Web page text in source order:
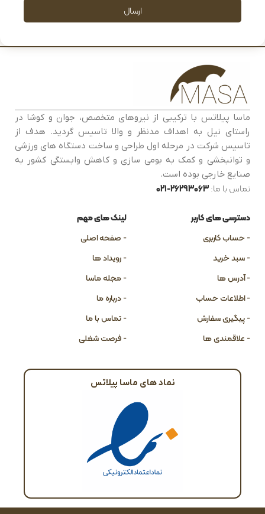
ارسال
ماسا پیلاتس با ترکیبی از نیروهای متخصص، جوان و کوشا در
راستای نیل به اهداف مدنظر و والا تاسیس گردید. هدف از
تاسیس شرکت در مرحله اول طراحی و ساخت دستگاه های ورزشی
و توانبخشی و کمک به بومی سازی و کاهش وابستگی کشور به
صنایع خارجی بوده است.
تماس با ما:26293063-021
دسترسی های کاربر
- حساب کاربری
- سبد خرید
- آدرس ها
- اطلاعات حساب
- پیگیری سفارش
- علاقمندی ها
لینک های مهم
- صفحه اصلی
- رویداد ها
- مجله ماسا
- درباره ما
- تماس با ما
- فرصت شغلی
نماد های ماسا پیلاتس